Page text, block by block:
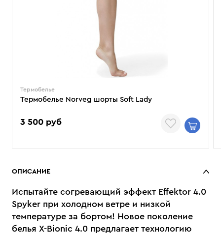
Термобелье
Термобелье Norveg шорты Soft Lady
3 500 руб
ОПИСАНИЕ
Испытайте согревающий эффект Effektor 4.0
Spyker при холодном ветре и низкой
температуре за бортом! Новое поколение
белья X-Bionic 4.0 предлагает технологию